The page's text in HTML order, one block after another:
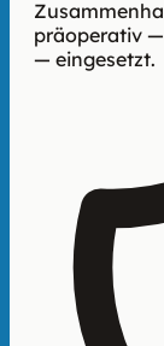
präoperativ
— eingesetzt.